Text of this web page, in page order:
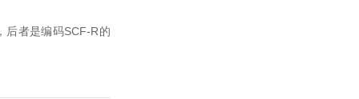
后者是编码SCF-R的